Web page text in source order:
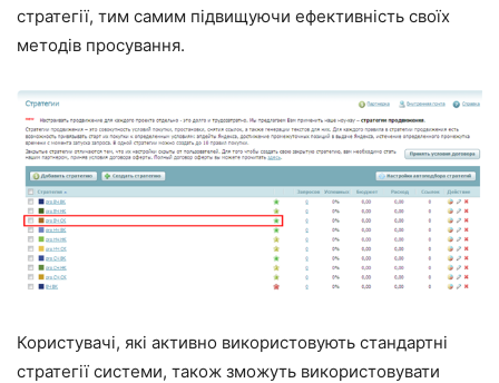
стратегії, тим самим підвищуючи ефективність своїх
методів просування.
Користувачі, які активно використовують стандартні
стратегії системи, також зможуть використовувати